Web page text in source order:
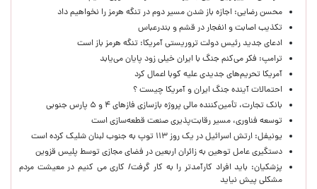
محسن رضایی: اجازه باز شدن مسیر دوم در تنگه هرمز را نخواهیم داد
تکذیب اصابت و انفجار در قشم و بندرعباس
ادعای جدید رئیس دولت تروریستی آمریکا: تنگه هرمز باز است
ترامپ: فکر می‌کنم جنگ با ایران خیلی زود پایان می‌یابد
آمریکا تحریم‌های جدیدی علیه کوبا اعمال کرد
احتمالات آینده جنگ ایران و آمریکا چیست ؟
بانک تجارت، تأمین‌کننده مالی پروژه بازسازی فازهای ۴ و ۵ پارس جنوبی
توسعه فناوری، مسیر رقابت‌پذیری صنعت قطعه‌سازی است
یونیفل: ارتش اسرائیل در یک روز ۱۱۳ توپ به جنوب لبنان شلیک کرده است
دستگیری عامل توهین به زائران اربعین در فضای مجازی توسط پلیس قزوین
پزشکیان: باید افراد کارآمدتر را به کار گرفت/ کاری می کنیم در معیشت مردم
مشکلی پیش نیاید